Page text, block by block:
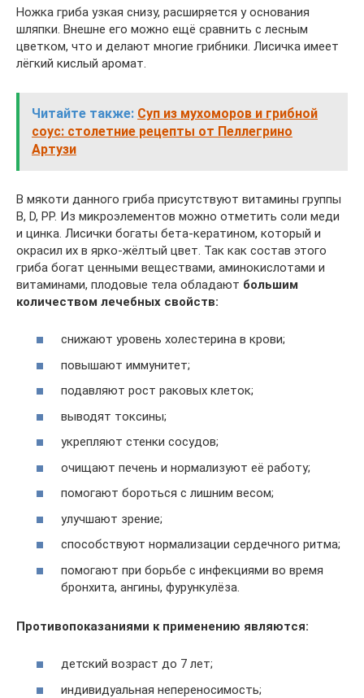
Ножка гриба узкая снизу, расширяется у основания
шляпки. Внешне его можно ещё сравнить с лесным
цветком, что и делают многие грибники. Лисичка имеет
лёгкий кислый аромат.
Читайте также: Суп из мухоморов и грибной
соус: столетние рецепты от Пеллегрино
Артузи
В мякоти данного гриба присутствуют витамины группы
B, D, PP. Из микроэлементов можно отметить соли меди
и цинка. Лисички богаты бета-кератином, который и
окрасил их в ярко-жёлтый цвет. Так как состав этого
гриба богат ценными веществами, аминокислотами и
витаминами, плодовые тела обладают большим
количеством лечебных свойств:
снижают уровень холестерина в крови;
повышают иммунитет;
подавляют рост раковых клеток;
выводят токсины;
укрепляют стенки сосудов;
очищают печень и нормализуют её работу;
помогают бороться с лишним весом;
улучшают зрение;
способствуют нормализации сердечного ритма;
помогают при борьбе с инфекциями во время
бронхита, ангины, фурункулёза.
Противопоказаниями к применению являются:
детский возраст до 7 лет;
индивидуальная непереносимость;